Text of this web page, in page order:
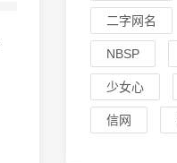
二字网名
NBSP
少女心
信网